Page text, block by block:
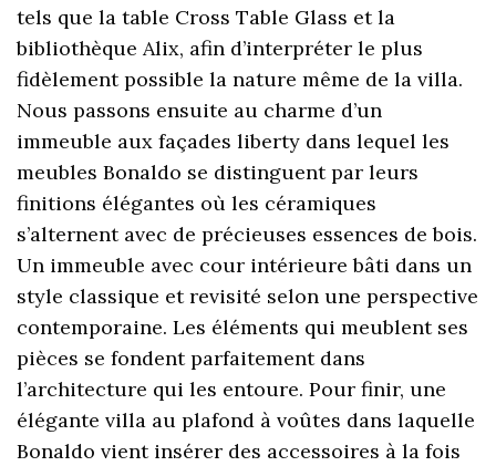
tels que la table Cross Table Glass et la
bibliothèque Alix, afin d’interpréter le plus
fidèlement possible la nature même de la villa.
Nous passons ensuite au charme d’un
immeuble aux façades liberty dans lequel les
meubles Bonaldo se distinguent par leurs
finitions élégantes où les céramiques
s’alternent avec de précieuses essences de bois.
Un immeuble avec cour intérieure bâti dans un
style classique et revisité selon une perspective
contemporaine. Les éléments qui meublent ses
pièces se fondent parfaitement dans
l’architecture qui les entoure. Pour finir, une
élégante villa au plafond à voûtes dans laquelle
Bonaldo vient insérer des accessoires à la fois